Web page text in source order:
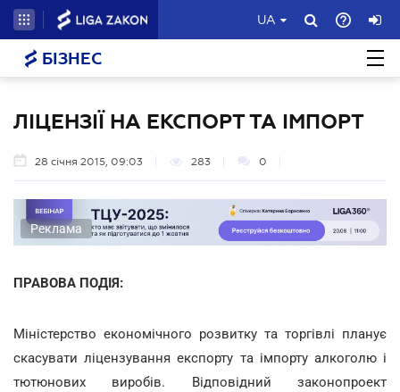
UA
БІЗНЕС
ЛІЦЕНЗІЇ НА ЕКСПОРТ ТА ІМПОРТ
28 січня 2015, 09:03 283 0
Реклама
ПРАВОВА ПОДІЯ:
Міністерство економічного розвитку та торгівлі планує
скасувати ліцензування експорту та імпорту алкоголю і
тютюнових виробів. Відповідний законопроект